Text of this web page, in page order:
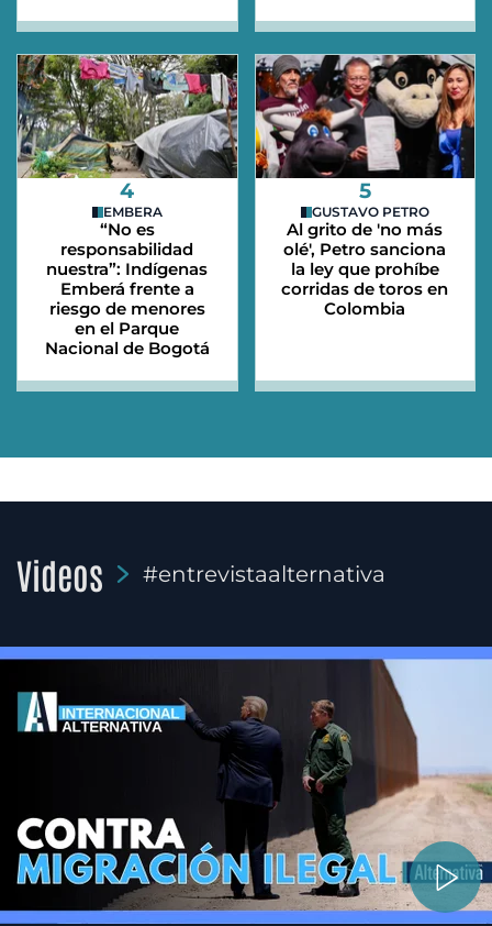
4
EMBERA
“No es
responsabilidad
nuestra”: Indígenas
Emberá frente a
riesgo de menores
en el Parque
Nacional de Bogotá
5
GUSTAVO PETRO
Al grito de 'no más
olé', Petro sanciona
la ley que prohíbe
corridas de toros en
Colombia
Videos #entrevistaalternativa